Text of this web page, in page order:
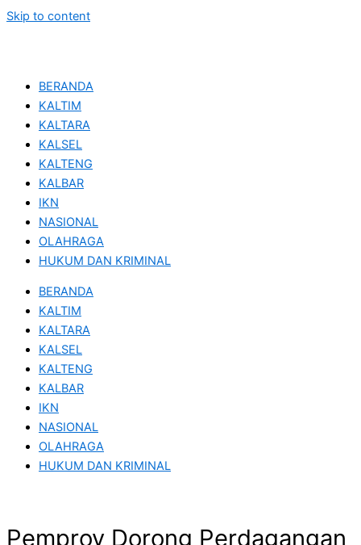
Skip to content
BERANDA
KALTIM
KALTARA
KALSEL
KALTENG
KALBAR
IKN
NASIONAL
OLAHRAGA
HUKUM DAN KRIMINAL
BERANDA
KALTIM
KALTARA
KALSEL
KALTENG
KALBAR
IKN
NASIONAL
OLAHRAGA
HUKUM DAN KRIMINAL
Pemprov Dorong Perdagangan